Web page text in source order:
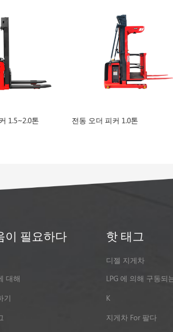
전동 오더 피커 1.0톤
팔레트
이 필요하다
대해
기
핫 태그
디젤 지게차
LPG 에 의해 구동되
K
지게차 For 팔다